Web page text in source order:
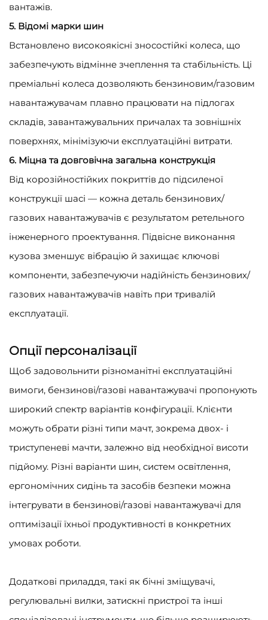
вантажів.
5. Відомі марки шин
Встановлено високоякісні зносостійкі колеса, що
забезпечують відмінне зчеплення та стабільність. Ці
преміальні колеса дозволяють бензиновим/газовим
навантажувачам плавно працювати на підлогах
складів, завантажувальних причалах та зовнішніх
поверхнях, мінімізуючи експлуатаційні витрати.
6. Міцна та довговічна загальна конструкція
Від корозійностійких покриттів до підсиленої
конструкції шасі — кожна деталь бензинових/
газових навантажувачів є результатом ретельного
інженерного проектування. Підвісне виконання
кузова зменшує вібрацію й захищає ключові
компоненти, забезпечуючи надійність бензинових/
газових навантажувачів навіть при тривалій
експлуатації.
Опції персоналізації
Щоб задовольнити різноманітні експлуатаційні
вимоги, бензинові/газові навантажувачі пропонують
широкий спектр варіантів конфігурації. Клієнти
можуть обрати різні типи мачт, зокрема двох- і
триступеневі мачти, залежно від необхідної висоти
підйому. Різні варіанти шин, систем освітлення,
ергономічних сидінь та засобів безпеки можна
інтегрувати в бензинові/газові навантажувачі для
оптимізації їхньої продуктивності в конкретних
умовах роботи.
Додаткові приладдя, такі як бічні зміщувачі,
регулювальні вилки, затискні пристрої та інші